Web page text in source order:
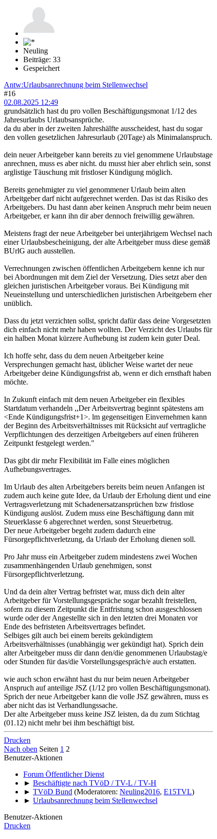
Neuling
Beiträge: 33
Gespeichert
Antw:Urlaubsanrechnung beim Stellenwechsel
#16
02.08.2025 12:49
grundsätzlich hast du pro vollen Beschäftigungsmonat 1/12 des
Jahresurlaubs Urlaubsansprüche.
da du aber in der zweiten Jahreshälfte ausscheidest, hast du sogar
den vollen gesetzlichen Jahresurlaub (20Tage) als Minimalanspruch.
dein neuer Arbeitgeber kann bereits zu viel genommene Urlaubstage
anrechnen, muss es aber nicht. du musst hier aber ehrlich sein, sonst
arglistige Täuschung mit fristloser Kündigung möglich.
Bereits genehmigter zu viel genommener Urlaub beim alten
Arbeitgeber darf nicht aufgerechnet werden. Das ist das Risiko des
Arbeitgebers. Du hast dann aber keinen Anspruch mehr beim neuen
Arbeitgeber, er kann ihn dir aber dennoch freiwillig gewähren.
Meistens fragt der neue Arbeitgeber bei unterjährigem Wechsel nach
einer Urlaubsbescheinigung, der alte Arbeitgeber muss diese gemäß
BUrlG auch ausstellen.
Verrechnungen zwischen öffentlichen Arbeitgebern kenne ich nur
bei Abordnungen mit dem Ziel der Versetzung. Dies setzt aber den
gleichen juristischen Arbeitgeber voraus. Bei Kündigung mit
Neueinstellung und unterschiedlichen juristischen Arbeitgebern eher
unüblich.
Dass du jetzt verzichten sollst, spricht dafür dass deine Vorgesetzten
dich einfach nicht mehr haben wollten. Der Verzicht des Urlaubs für
ein halben Monat kürzere Aufhebung ist zudem kein guter Deal.
Ich hoffe sehr, dass du dem neuen Arbeitgeber keine
Versprechungen gemacht hast, üblicher Weise wartet der neue
Arbeitgeber deine Kündigungsfrist ab, wenn er dich ernsthaft haben
möchte.
In Zukunft einfach mit dem neuen Arbeitgeber ein flexibles
Startdatum verhandeln ,,Der Arbeitsvertrag beginnt spätestens am
<Ende Kündigungsfrist+1>. lm gegenseitigen Einvernehmen kann
der Beginn des Arbeitsverhältnisses mit Rücksicht auf vertragliche
Verpflichtungen des derzeitigen Arbeitgebers auf einen früheren
Zeitpunkt festgelegt werden."
Das gibt dir mehr Flexibilität im Falle eines möglichen
Aufhebungsvertrages.
Im Urlaub des alten Arbeitgebers bereits beim neuen Anfangen ist
zudem auch keine gute Idee, da Urlaub der Erholung dient und eine
Vertragsverletzung mit Schadenersatzansprüchen bzw fristlose
Kündigung auslöst. Zudem muss eine Beschäftigung dann mit
Steuerklasse 6 abgerechnet werden, sonst Steuerbetrug.
Der neue Arbeitgeber begeht zudem dadurch eine
Fürsorgepflichtverletzung, da Urlaub der Erholung dienen soll.
Pro Jahr muss ein Arbeitgeber zudem mindestens zwei Wochen
zusammenhängenden Urlaub genehmigen, sonst
Fürsorgepflichtverletzung.
Und da dein alter Vertrag befristet war, muss dich dein alter
Arbeitgeber für Vorstellungsgespräche sogar bezahlt freistellen,
sofern zu diesem Zeitpunkt die Entfristung schon ausgeschlossen
wurde oder der Angestellte sich in den letzten drei Monaten vor
Ende des befristeten Arbeitsvertrages befindet.
Selbiges gilt auch bei einem bereits gekündigtem
Arbeitsverhältnisses (unabhängig wer gekündigt hat). Sprich dein
alter Arbeitgeber muss dir dann den/die genommenen Urlaubstag/e
oder Stunden für das/die Vorstellungsgespräch/e auch erstatten.
wie auch schon erwähnt hast du nur beim neuen Arbeitgeber
Anspruch auf anteilige JSZ (1/12 pro vollen Beschäftigungsmonat).
Sprich der neue Arbeitgeber kann die volle JSZ gewähren, muss es
aber nicht das ist Verhandlungssache.
Der alte Arbeitgeber muss keine JSZ leisten, da du zum Stichtag
(01.12) nicht mehr bei ihm beschäftigt bist.
Drucken
Nach oben Seiten 1 2
Benutzer-Aktionen
Forum Öffentlicher Dienst
► Beschäftigte nach TVöD / TV-L / TV-H
► TVöD Bund (Moderatoren: Neuling2016, E15TVL)
► Urlaubsanrechnung beim Stellenwechsel
Benutzer-Aktionen
Drucken